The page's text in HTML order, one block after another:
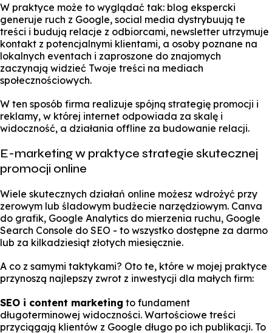
W praktyce może to wyglądać tak: blog ekspercki
generuje ruch z Google, social media dystrybuują te
treści i budują relacje z odbiorcami, newsletter utrzymuje
kontakt z potencjalnymi klientami, a osoby poznane na
lokalnych eventach i zaproszone do znajomych
zaczynają widzieć Twoje treści na mediach
społecznościowych.
W ten sposób firma realizuje spójną strategię promocji i
reklamy, w której internet odpowiada za skalę i
widoczność, a działania offline za budowanie relacji.
E-marketing w praktyce strategie skutecznej
promocji online
Wiele skutecznych działań online możesz wdrożyć przy
zerowym lub śladowym budżecie narzędziowym. Canva
do grafik, Google Analytics do mierzenia ruchu, Google
Search Console do SEO - to wszystko dostępne za darmo
lub za kilkadziesiąt złotych miesięcznie.
A co z samymi taktykami? Oto te, które w mojej praktyce
przynoszą najlepszy zwrot z inwestycji dla małych firm:
SEO i content marketing to fundament
długoterminowej widoczności. Wartościowe treści
przyciągają klientów z Google długo po ich publikacji. To